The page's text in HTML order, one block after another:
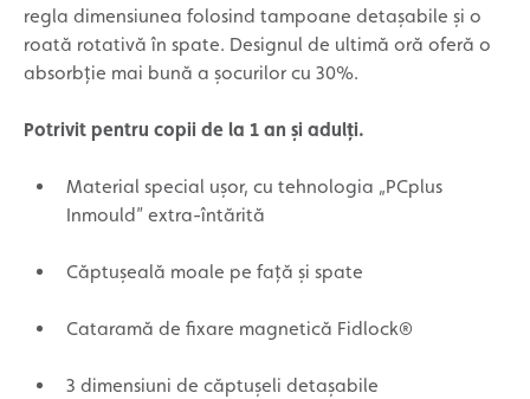
regla dimensiunea folosind tampoane detașabile și o
roată rotativă în spate. Designul de ultimă oră oferă o
absorbție mai bună a șocurilor cu 30%.
Potrivit pentru copii de la 1 an și adulți.
Material special ușor, cu tehnologia „PCplus
Inmould” extra-întărită
Căptușeală moale pe față și spate
Cataramă de fixare magnetică Fidlock®
3 dimensiuni de căptușeli detașabile